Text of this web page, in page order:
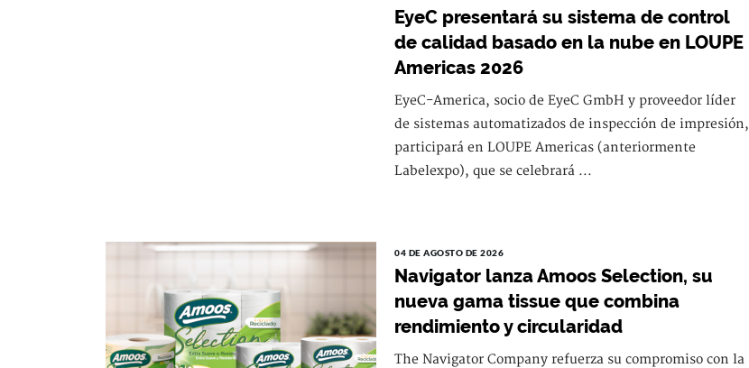
EyeC presentará su sistema de control
de calidad basado en la nube en LOUPE
Americas 2026
EyeC-America, socio de EyeC GmbH y proveedor líder
de sistemas automatizados de inspección de impresión,
participará en LOUPE Americas (anteriormente
Labelexpo), que se celebrará ...
04 DE AGOSTO DE 2026
Navigator lanza Amoos Selection, su
nueva gama tissue que combina
rendimiento y circularidad
The Navigator Company refuerza su compromiso con la